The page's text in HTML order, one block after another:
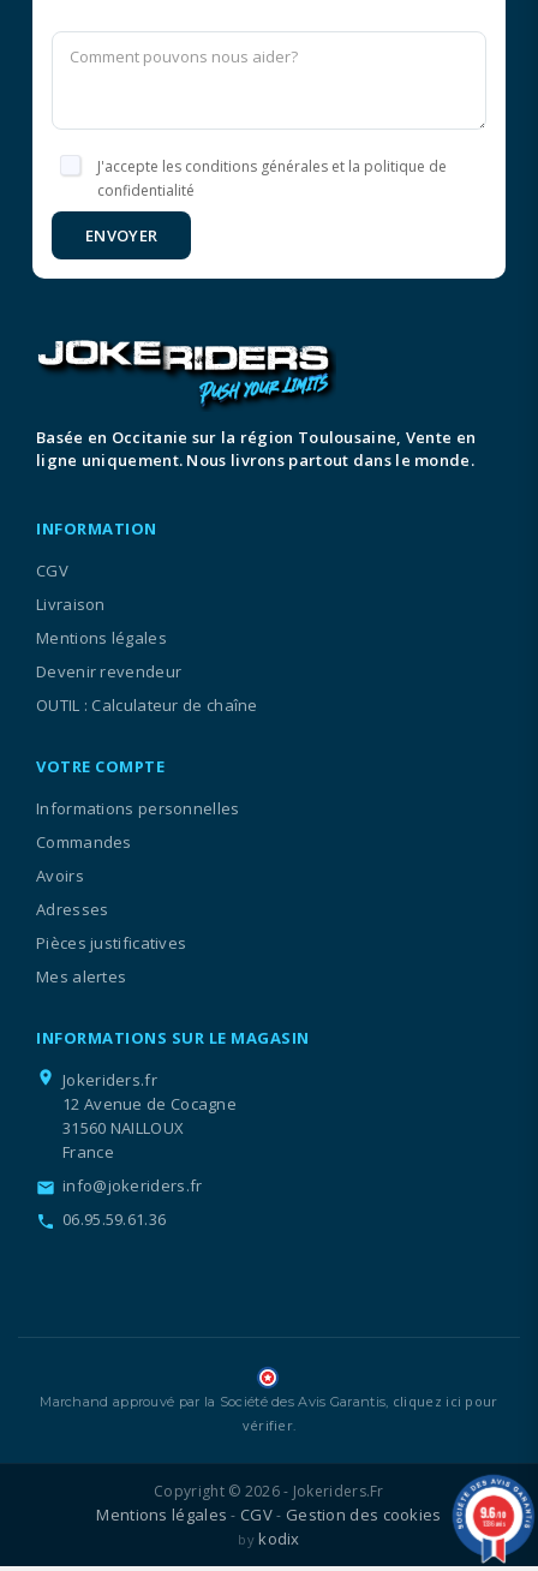
J'accepte les conditions générales et la politique de
confidentialité
ENVOYER
Basée en Occitanie sur la région Toulousaine, Vente en
ligne uniquement. Nous livrons partout dans le monde.
INFORMATION
CGV
Livraison
Mentions légales
Devenir revendeur
OUTIL : Calculateur de chaîne
VOTRE COMPTE
Informations personnelles
Commandes
Avoirs
Adresses
Pièces justificatives
Mes alertes
INFORMATIONS SUR LE MAGASIN
location_on
Jokeriders.fr
12 Avenue de Cocagne
31560 NAILLOUX
France
email info@jokeriders.fr
call 06.95.59.61.36
Marchand approuvé par la Société des Avis Garantis, cliquez ici pour
vérifier
Copyright © 2026 - Jokeriders.fr
Mentions légales - CGV- Gestion des cookies
by kodix
9.6/10
1336 avis